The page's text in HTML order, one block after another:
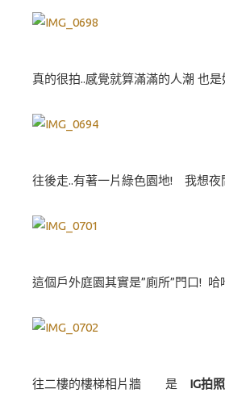
真的很拍..感覺就算滿滿的人潮 也
往後走..有著一片綠色園地! 我想夜
這個戶外庭園其實是”廁所”門口! 哈
往二樓的樓梯相片牆 是 IG拍